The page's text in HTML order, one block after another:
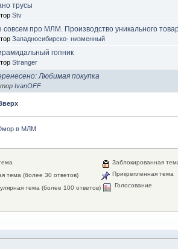
трусы
Stv
совсем про МЛМ. Производство уникального
Западносибирско- низменный
гопник
Stranger
Любимая покупка
IvanOFF
в МЛМ
тема (более 30 ответов)
тема (более 100 ответов)
Заблокированная
Прикрепленная тема
Голосование